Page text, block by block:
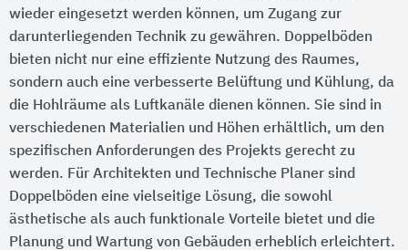
wieder eingesetzt werden können, um Zugang zur
darunterliegenden Technik zu gewähren. Doppelböden
bieten nicht nur eine effiziente Nutzung des Raumes,
sondern auch eine verbesserte Belüftung und Kühlung, da
die Hohlräume als Luftkanäle dienen können. Sie sind in
verschiedenen Materialien und Höhen erhältlich, um den
spezifischen Anforderungen des Projekts gerecht zu
werden. Für Architekten und Technische Planer sind
Doppelböden eine vielseitige Lösung, die sowohl
ästhetische als auch funktionale Vorteile bietet und die
Planung und Wartung von Gebäuden erheblich erleichtert.